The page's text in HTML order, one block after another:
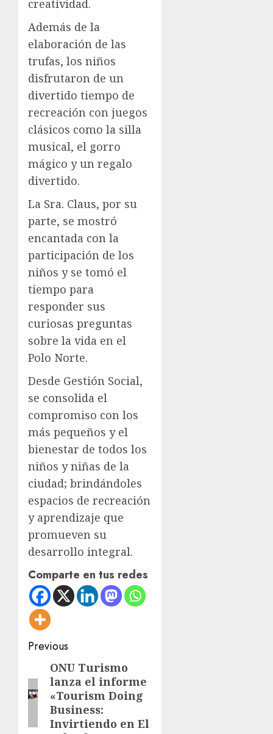
creatividad.
Además de la
elaboración de las
trufas, los niños
disfrutaron de un
divertido tiempo de
recreación con juegos
clásicos como la silla
musical, el gorro
mágico y un regalo
divertido.
La Sra. Claus, por su
parte, se mostró
encantada con la
participación de los
niños y se tomó el
tiempo para
responder sus
curiosas preguntas
sobre la vida en el
Polo Norte.
Desde Gestión Social,
se consolida el
compromiso con los
más pequeños y el
bienestar de todos los
niños y niñas de la
ciudad; brindándoles
espacios de recreación
y aprendizaje que
promueven su
desarrollo integral.
Comparte en tus redes
Post
navigation
Previous
Previous
post:
ONU Turismo
lanza el informe
«Tourism Doing
Business:
Invirtiendo en El